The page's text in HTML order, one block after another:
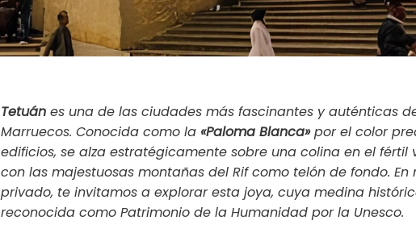
Tetuán es una de las ciudades más fascinantes y auténticas
Marruecos. Conocida como la«Paloma Blanca»por el color
edificios, se alza estratégicamente sobre una colina en el fértil
con las majestuosas montañas del Rif como telón de fondo. En
privado, te invitamos a explorar esta joya, cuya medina
reconocida como Patrimonio de la Humanidad por la Unesco.